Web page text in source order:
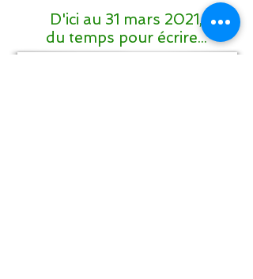
D'ici au 31 mars 2021,
du temps pour écrire...